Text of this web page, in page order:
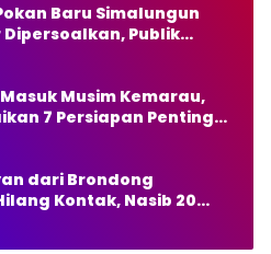
Baru Simalungun
Dipersoalkan, Publik
Transparansi Kades
Musim Kemarau,
7 Persiapan Penting
dari Brondong
Kontak, Nasib 20